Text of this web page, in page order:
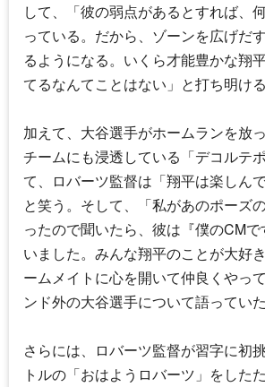
して、「彼の弱点があるとすれば、
っている。だから、ゾーンを広げだ
るようになる。いくら才能豊かな翔
てるなんてことはない」と打ち明ける
加えて、大谷選手がホームランを放
チームにも浸透している「デコルテ
て、ロバーツ監督は「翔平は楽しん
と笑う。そして、「私があのポーズ
ったので聞いたら、彼は『僕のCM
いました。みんな翔平のことが大好
ームメイトに心を開いて仲良くやっ
ンド外の大谷選手について語っていた
さらには、ロバーツ監督が習字に初
トルの「おはようロバーツ」をした